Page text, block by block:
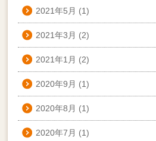
2021年5月 (1)
2021年3月 (2)
2021年1月 (2)
2020年9月 (1)
2020年8月 (1)
2020年7月 (1)